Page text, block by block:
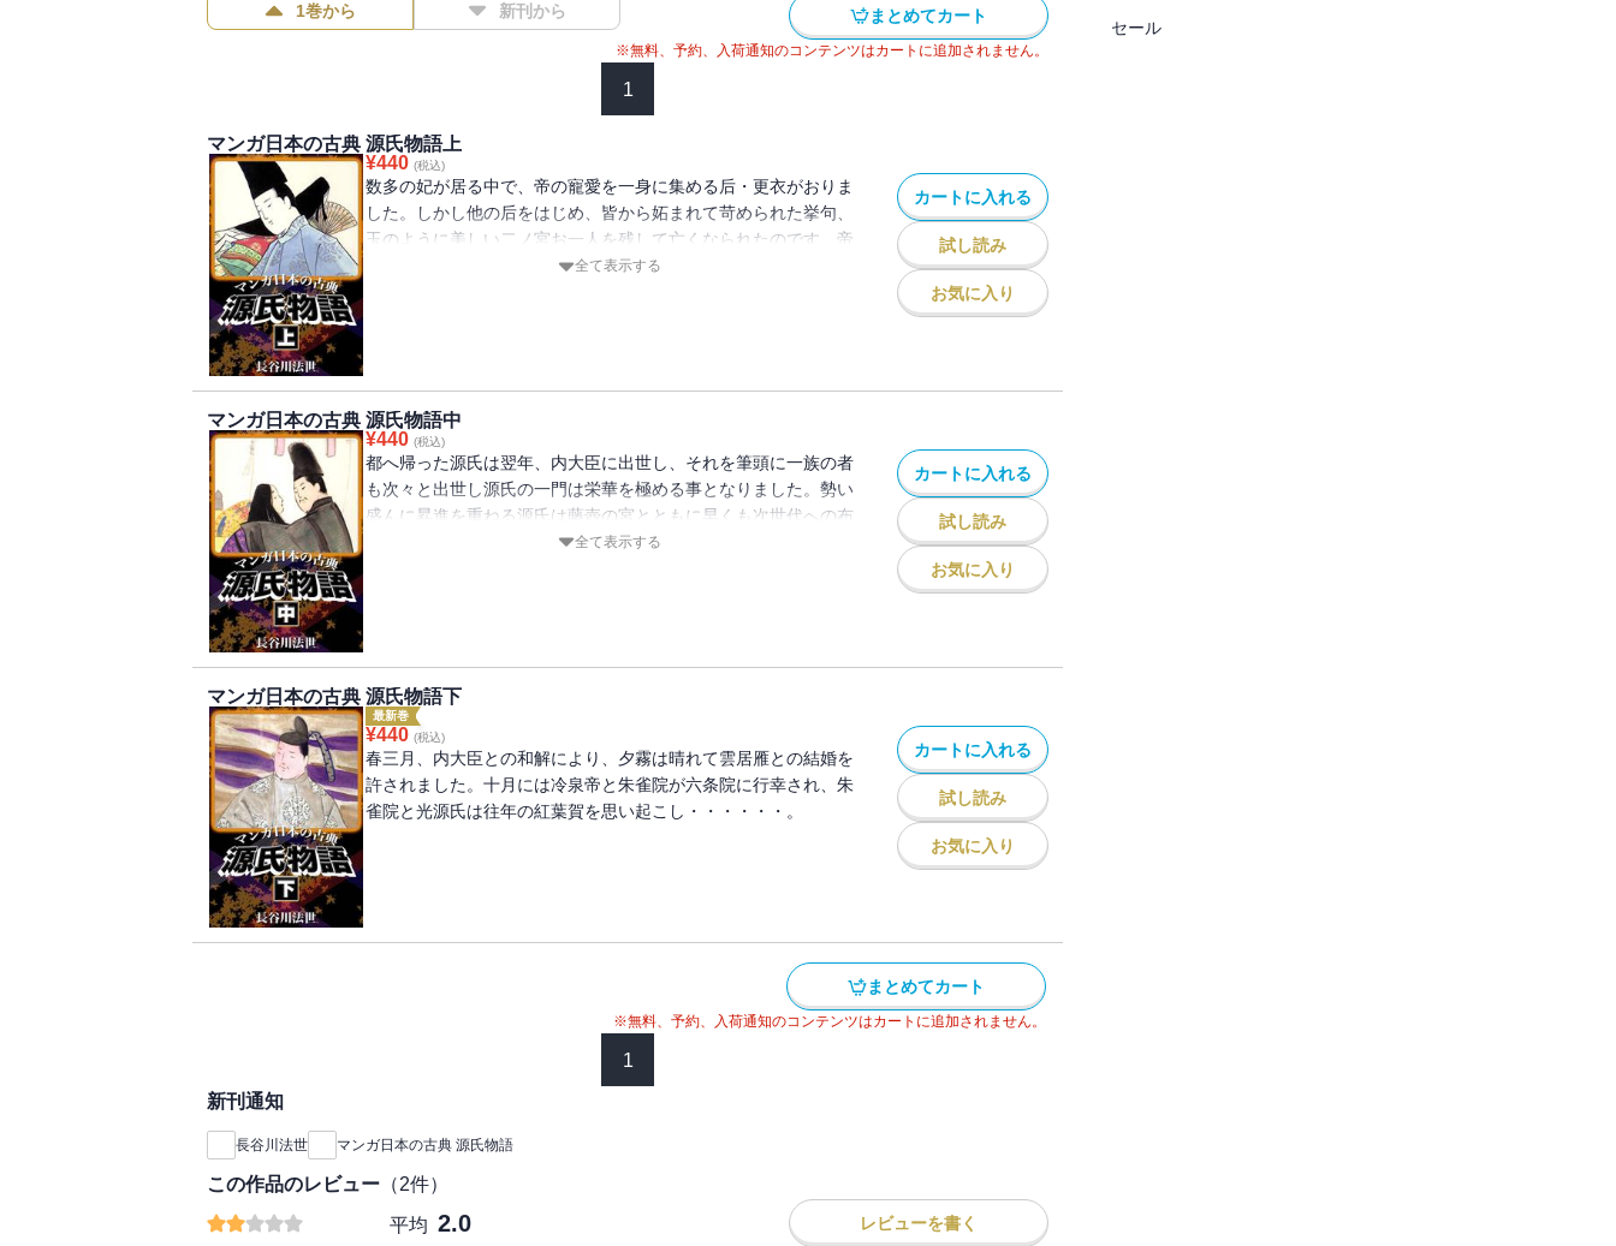
1巻から 新刊から まとめてカート
※無料、予約、入荷通知のコンテンツはカートに追加されません。
1
マンガ日本の古典 源氏物語上
¥440 (税込)
数多の妃が居る中で、帝の寵愛を一身に集める后・更衣がおりま
した。しかし他の后をはじめ、皆から妬まれて苛められた挙句、
玉のように美しい二ノ宮お一人を残して亡くなられたのです。帝
は後見のない皇子を臣籍に下して、源の姓を与えました。以後こ
全て表示する
カートに入れる
試し読み
お気に入り
マンガ日本の古典 源氏物語中
¥440 (税込)
都へ帰った源氏は翌年、内大臣に出世し、それを筆頭に一族の者
も次々と出世し源氏の一門は栄華を極める事となりました。勢い
盛んに昇進を重ねる源氏は藤壺の宮とともに早くも次世代への布
石を打ち始めます。後見する故六条御息所の遺児前斎宮の立后を
全て表示する
カートに入れる
試し読み
お気に入り
マンガ日本の古典 源氏物語下
最新巻
¥440 (税込)
春三月、内大臣との和解により、夕霧は晴れて雲居雁との結婚を
許されました。十月には冷泉帝と朱雀院が六条院に行幸され、朱
雀院と光源氏は往年の紅葉賀を思い起こし・・・・・・。
カートに入れる
試し読み
お気に入り
まとめてカート
※無料、予約、入荷通知のコンテンツはカートに追加されません。
1
新刊通知
長谷川法世 マンガ日本の古典 源氏物語
この作品のレビュー （2件）
平均 2.0 レビューを書く
セール